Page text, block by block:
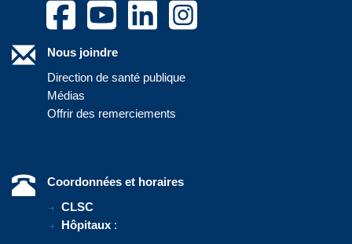
Nous joindre
Direction de santé publique
Médias
Offrir des remerciements
Coordonnées et horaires
CLSC
Hôpitaux :